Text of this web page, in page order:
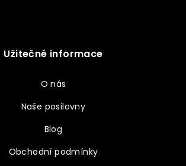
Užitečné informace
O nás
Naše posilovny
Blog
Obchodní podmínky